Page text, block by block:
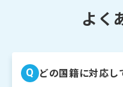
よく
Q どの国籍に対応し